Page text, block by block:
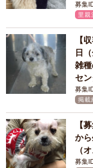
募集
里親
【
日
雑
セ
募集
掲載
【
か
（
募集